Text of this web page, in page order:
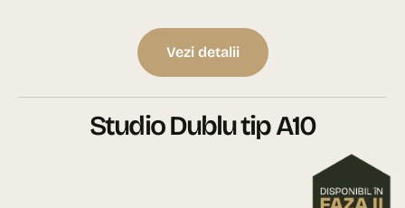
Vezi detalii
Studio Dublu tip A10